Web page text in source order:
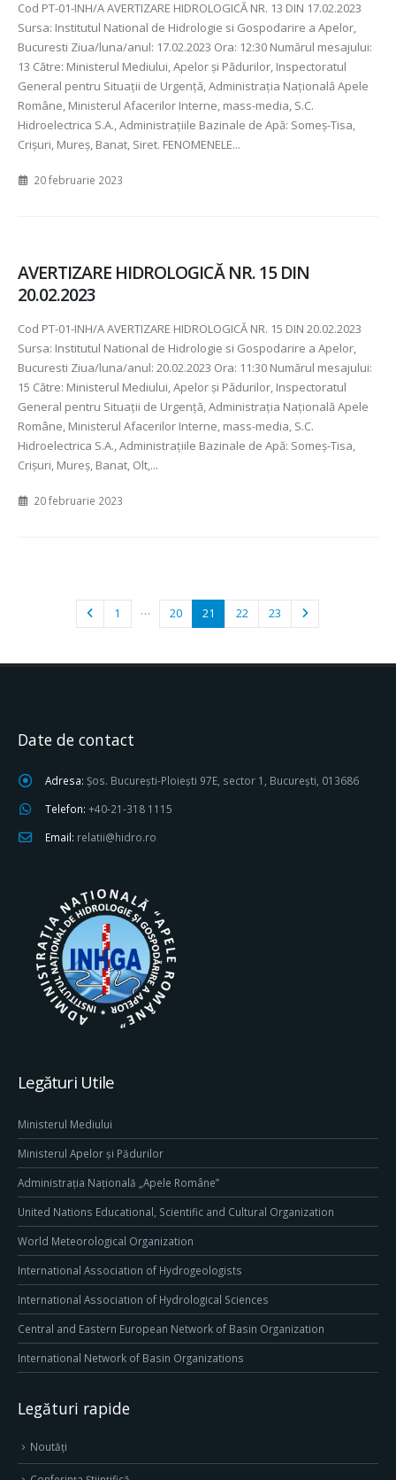
Cod PT-01-INH/A AVERTIZARE HIDROLOGICĂ NR. 13 DIN 17.02.2023
Sursa: Institutul National de Hidrologie si Gospodarire a Apelor,
Bucuresti Ziua/luna/anul: 17.02.2023 Ora: 12:30 Numărul mesajului:
13 Către: Ministerul Mediului, Apelor şi Pădurilor, Inspectoratul
General pentru Situaţii de Urgenţă, Administraţia Naţională Apele
Române, Ministerul Afacerilor Interne, mass-media, S.C.
Hidroelectrica S.A., Administraţiile Bazinale de Apă: Someş-Tisa,
Crişuri, Mureş, Banat, Siret. FENOMENELE...
20 februarie 2023
AVERTIZARE HIDROLOGICĂ NR. 15 DIN
20.02.2023
Cod PT-01-INH/A AVERTIZARE HIDROLOGICĂ NR. 15 DIN 20.02.2023
Sursa: Institutul National de Hidrologie si Gospodarire a Apelor,
Bucuresti Ziua/luna/anul: 20.02.2023 Ora: 11:30 Numărul mesajului:
15 Către: Ministerul Mediului, Apelor şi Pădurilor, Inspectoratul
General pentru Situaţii de Urgenţă, Administraţia Naţională Apele
Române, Ministerul Afacerilor Interne, mass-media, S.C.
Hidroelectrica S.A., Administraţiile Bazinale de Apă: Someş-Tisa,
Crişuri, Mureş, Banat, Olt,...
20 februarie 2023
1 … 20 21 22 23
Date de contact
Adresa: Șos. București-Ploiești 97E, sector 1, București, 013686
Telefon: +40-21-318 1115
Email: relatii@hidro.ro
Legături Utile
Ministerul Mediului
Ministerul Apelor și Pădurilor
Administrația Națională „Apele Române”
United Nations Educational, Scientific and Cultural Organization
World Meteorological Organization
International Association of Hydrogeologists
International Association of Hydrological Sciences
Central and Eastern European Network of Basin Organization
International Network of Basin Organizations
Legături rapide
Noutăți